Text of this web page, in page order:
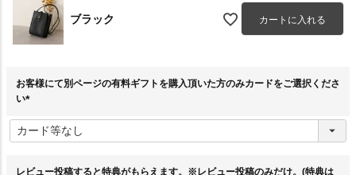
ブラック カートに入れる
お客様にて別ページの有料ギフトを購入頂いた方のみカードをご選択くださ
い
必
須
レビュー投稿すると特典がもらえます。※レビュー投稿のみだけ。(特典は